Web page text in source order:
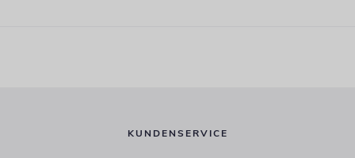
KUNDENSERVICE